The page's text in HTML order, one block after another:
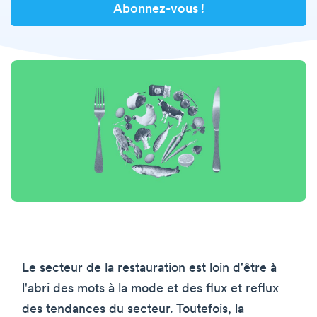
Le secteur de la restauration est loin d'être à
l'abri des mots à la mode et des flux et reflux
des tendances du secteur. Toutefois, la